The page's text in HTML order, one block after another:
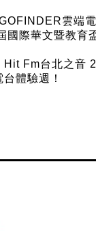
雲端
國際華文暨教育
Hit Fm台北之音
體驗週！